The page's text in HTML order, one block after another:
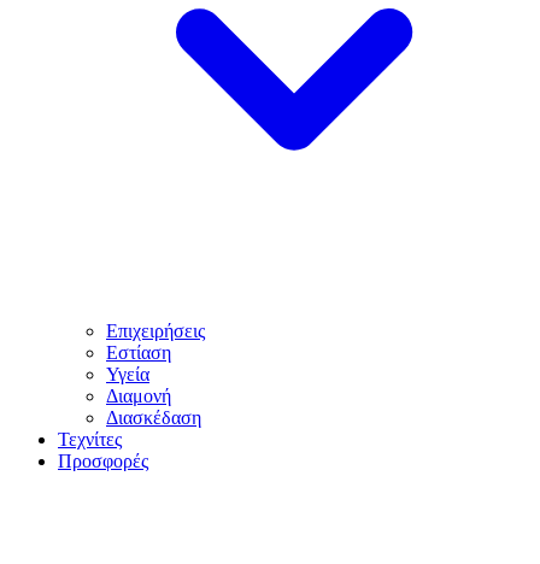
Επιχειρήσεις
Εστίαση
Υγεία
Διαμονή
Διασκέδαση
Τεχνίτες
Προσφορές